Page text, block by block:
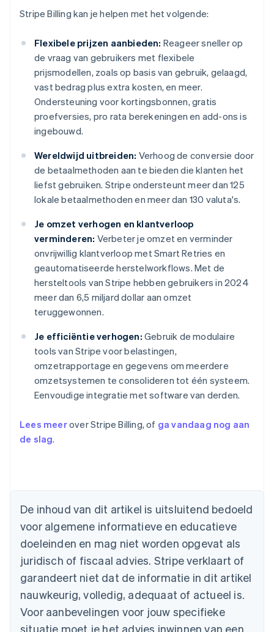
Stripe Billing kan je helpen met het volgende:
Flexibele prijzen aanbieden: Reageer sneller op
de vraag van gebruikers met flexibele
prijsmodellen, zoals op basis van gebruik, gelaagd,
vast bedrag plus extra kosten, en meer.
Ondersteuning voor kortingsbonnen, gratis
proefversies, pro rata berekeningen en add-ons is
ingebouwd.
Wereldwijd uitbreiden: Verhoog de conversie door
de betaalmethoden aan te bieden die klanten het
liefst gebruiken. Stripe ondersteunt meer dan 125
lokale betaalmethoden en meer dan 130 valuta's.
Je omzet verhogen en klantverloop
verminderen: Verbeter je omzet en verminder
onvrijwillig klantverloop met Smart Retries en
geautomatiseerde herstelworkflows. Met de
hersteltools van Stripe hebben gebruikers in 2024
meer dan 6,5 miljard dollar aan omzet
teruggewonnen.
Je efficiëntie verhogen: Gebruik de modulaire
tools van Stripe voor belastingen,
omzetrapportage en gegevens om meerdere
omzetsystemen te consolideren tot één systeem.
Eenvoudige integratie met software van derden.
Lees meerover Stripe Billing, of ga vandaag nog aan
de slag.
De inhoud van dit artikel is uitsluitend bedoeld
voor algemene informatieve en educatieve
doeleinden en mag niet worden opgevat als
juridisch of fiscaal advies. Stripe verklaart of
garandeert niet dat de informatie in dit artikel
nauwkeurig, volledig, adequaat of actueel is.
Voor aanbevelingen voor jouw specifieke
situatie moet je het advies inwinnen van een
English
Nederlands Français DeutschEnglish
Brazilië
Português
Bulgarije
English
Canada
Cyprus
English
Denemarken